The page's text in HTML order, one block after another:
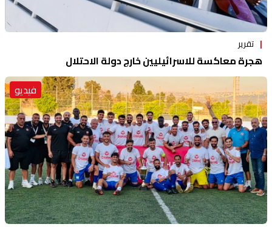
تقرير
هجرة معاكسة للاسرائيليين خارج دولة الاحتلال
فيديو